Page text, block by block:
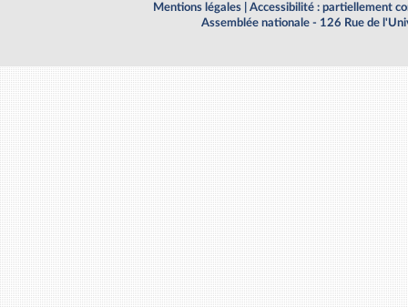
Mentions légales
Accessibilité : partiellement
Assemblée nationale - 126 Rue de